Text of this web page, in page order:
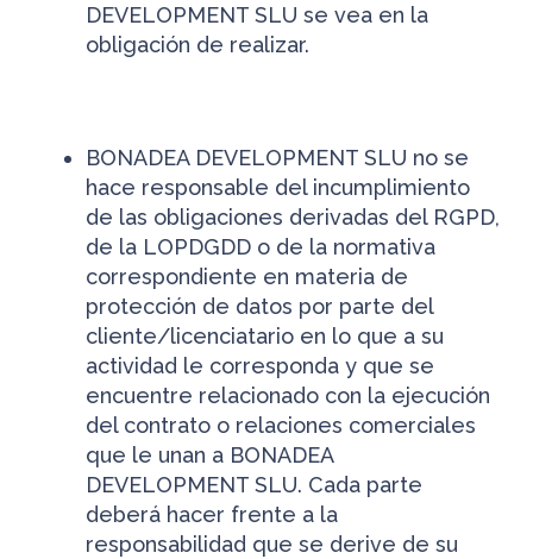
DEVELOPMENT SLU se vea en la
obligación de realizar.
BONADEA DEVELOPMENT SLU no se
hace responsable del incumplimiento
de las obligaciones derivadas del RGPD,
de la LOPDGDD o de la normativa
correspondiente en materia de
protección de datos por parte del
cliente/licenciatario en lo que a su
actividad le corresponda y que se
encuentre relacionado con la ejecución
del contrato o relaciones comerciales
que le unan a BONADEA
DEVELOPMENT SLU. Cada parte
deberá hacer frente a la
responsabilidad que se derive de su